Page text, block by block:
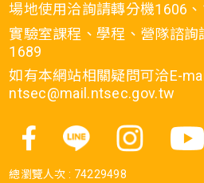
場地使用洽詢請轉分機1606
實驗室課程、學程、營隊諮詢
1689
如有本網站相關疑問可洽E-
ntsec@mail.ntsec.gov.tw
總瀏覽人次 : 74229498